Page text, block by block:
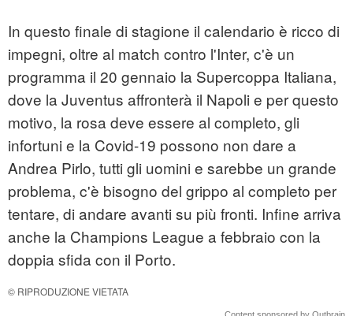
In questo finale di stagione il calendario è ricco di
impegni, oltre al match contro l'Inter, c'è un
programma il 20 gennaio la Supercoppa Italiana,
dove la Juventus affronterà il Napoli e per questo
motivo, la rosa deve essere al completo, gli
infortuni e la Covid-19 possono non dare a
Andrea Pirlo, tutti gli uomini e sarebbe un grande
problema, c'è bisogno del grippo al completo per
tentare, di andare avanti su più fronti. Infine arriva
anche la Champions League a febbraio con la
doppia sfida con il Porto.
© RIPRODUZIONE VIETATA